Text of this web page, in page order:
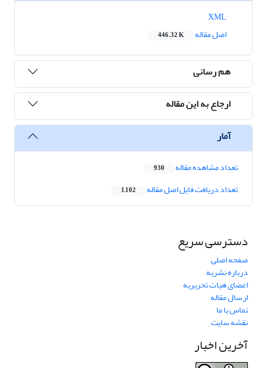
اصل مقاله
446.32 K
هم رسانی
ارجاع به این مقاله
آمار
تعداد مشاهده مقاله 930
تعداد دریافت فایل اصل مقاله 1,102
دسترسی سریع
صفحه اصلی
درباره نشریه
اعضای هیات تحریریه
ارسال مقاله
تماس با ما
نقشه سایت
آخرین اخبار